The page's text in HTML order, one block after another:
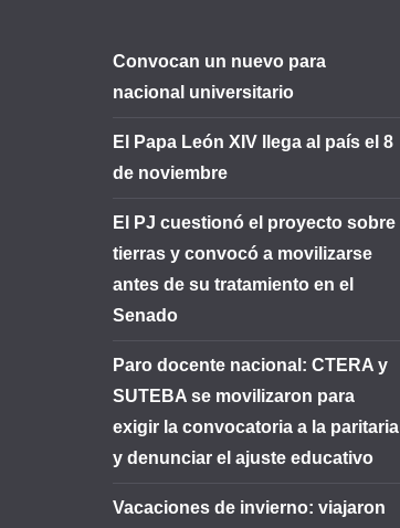
Convocan un nuevo para
nacional universitario
El Papa León XIV llega al país el 8
de noviembre
El PJ cuestionó el proyecto sobre
tierras y convocó a movilizarse
antes de su tratamiento en el
Senado
Paro docente nacional: CTERA y
SUTEBA se movilizaron para
exigir la convocatoria a la paritaria
y denunciar el ajuste educativo
Vacaciones de invierno: viajaron